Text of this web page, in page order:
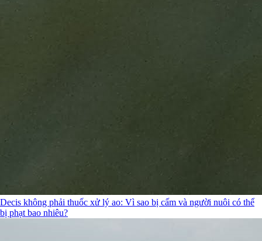
Decis không phải thuốc xử lý ao: Vì sao bị cấm và người nuôi có thể
bị phạt bao nhiêu?